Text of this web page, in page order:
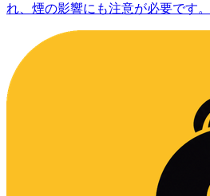
れ、煙の影響にも注意が必要です。